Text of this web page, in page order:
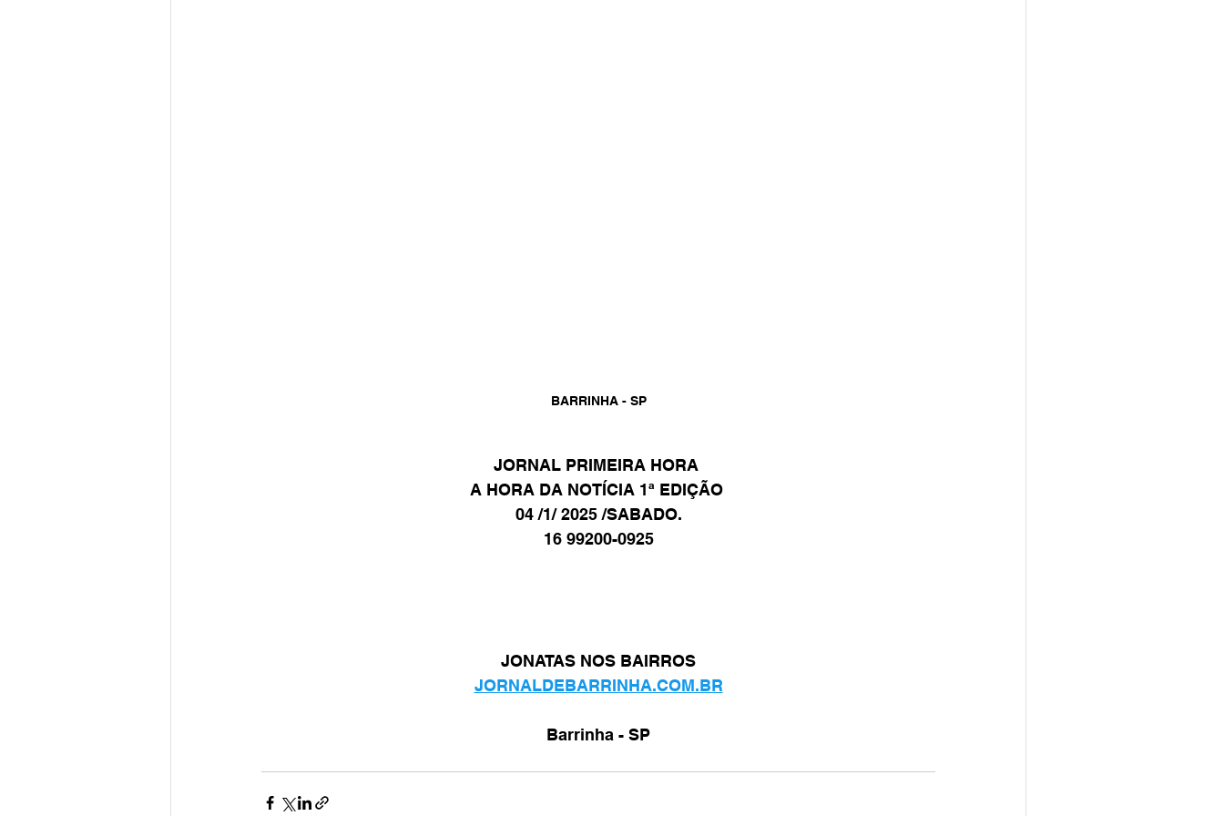
BARRINHA - SP
JORNAL PRIMEIRA HORA
A HORA DA NOTÍCIA 1ª EDIÇÃO
04 /1/ 2025 /SABADO.
16 99200-0925
JONATAS NOS BAIRROS
JORNALDEBARRINHA.COM.BR
Barrinha - SP